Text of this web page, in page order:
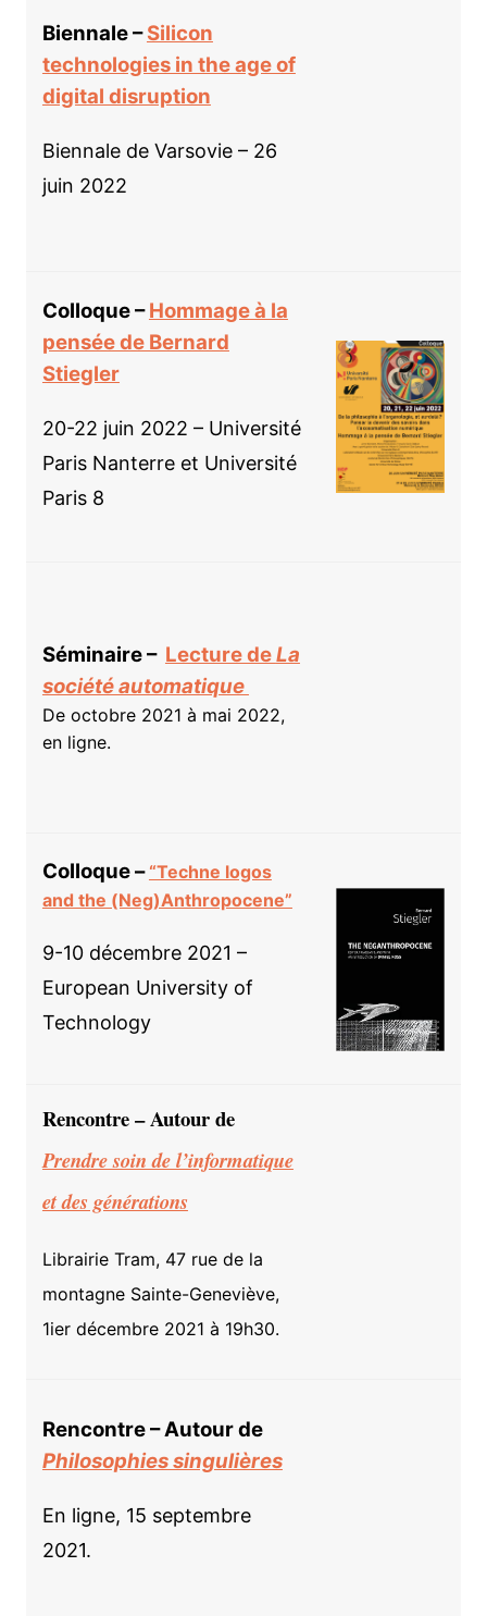
Biennale –Silicon
technologies in the age of
digital disruption
Biennale de Varsovie – 26
juin 2022
Colloque –Hommage à la
pensée de Bernard
Stiegler
20-22 juin 2022 – Université
Paris Nanterre et Université
Paris 8
Séminaire – Lecture deLa
société automatique
De octobre 2021 à mai 2022,
en ligne.
Colloque – “Techne logos
and the (Neg)Anthropocene”
9-10 décembre 2021 –
European University of
Technology
Rencontre – Autour de
Prendre soin de l’informatique
et des générations
Librairie Tram, 47 rue de la
montagne Sainte-Geneviève,
1ier décembre 2021 à 19h30.
Rencontre – Autour de
Philosophies singulières
En ligne, 15 septembre
2021.